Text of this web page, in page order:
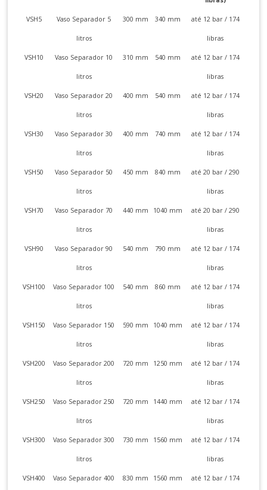
VSH5 Vaso Separador 5
litros
300 mm 340 mm até 12 bar / 174
libras
VSH10 Vaso Separador 10
litros
310 mm 540 mm até 12 bar / 174
libras
VSH20 Vaso Separador 20
litros
400 mm 540 mm até 12 bar / 174
libras
VSH30 Vaso Separador 30
litros
400 mm 740 mm até 12 bar / 174
libras
VSH50 Vaso Separador 50
litros
450 mm 840 mm até 20 bar / 290
libras
VSH70 Vaso Separador 70
litros
440 mm 1040 mm até 20 bar / 290
libras
VSH90 Vaso Separador 90
litros
540 mm 790 mm até 12 bar / 174
libras
VSH100 Vaso Separador 100
litros
540 mm 860 mm até 12 bar / 174
libras
VSH150 Vaso Separador 150
litros
590 mm 1040 mm até 12 bar / 174
libras
VSH200 Vaso Separador 200
litros
720 mm 1250 mm até 12 bar / 174
libras
VSH250 Vaso Separador 250
litros
720 mm 1440 mm até 12 bar / 174
libras
VSH300 Vaso Separador 300
litros
730 mm 1560 mm até 12 bar / 174
libras
VSH400 Vaso Separador 400 830 mm 1560 mm até 12 bar / 174